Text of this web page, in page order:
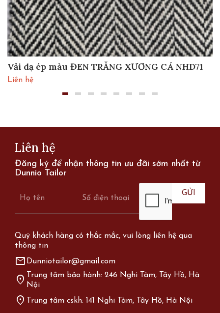
Vải dạ ép màu ĐEN TRẮNG XƯƠNG CÁ NHD71
Liên hệ
Liên hệ
Đăng ký để nhận thông tin ưu đãi sớm nhất từ
Dunnio Tailor
Quý khách hàng có thắc mắc, vui lòng liên hệ qua
thông tin
mail Dunniotailor@gmail.com
location_on Trung tâm bảo hành: 246 Nghi Tàm, Tây Hồ, Hà
Nội
location_on Trung tâm cskh: 141 Nghi Tàm, Tây Hồ, Hà Nội